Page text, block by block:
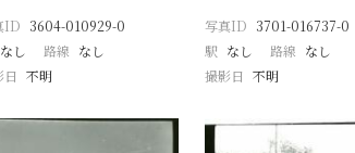
ID 3604-010929-0
なし 路線 なし
不明
写真ID 3701-016737-0
駅 なし 路線 なし
撮影日 不明